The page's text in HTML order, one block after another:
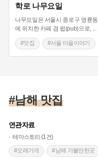
학로 나무요일
나무요일은 서울시 종로구 명륜동
에 위치한 카페 겸 펍(pub)으로, ...
#맛집 #서울 마을이야기
#레트로 여행지
#남해 맛집
연관자료
테마스토리 (1건)
#오래가게
#남해 가볼만한곳